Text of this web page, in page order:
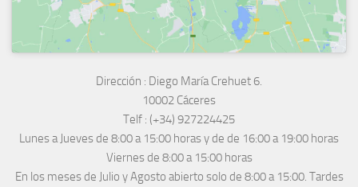
Dirección : Diego María Crehuet 6.
10002 Cáceres
Telf : (+34) 927224425
Lunes a Jueves de 8:00 a 15:00 horas y de de 16:00 a 19:00 horas
Viernes de 8:00 a 15:00 horas
En los meses de Julio y Agosto abierto solo de 8:00 a 15:00. Tardes